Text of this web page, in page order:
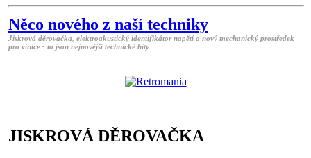
Něco nového z naší techniky
Jiskrová děrovačka, elektroakustický identifikátor napětí a nový mechanický prostředek
pro vinice - to jsou nejnovější technické hity
JISKROVÁ DĚROVAČKA